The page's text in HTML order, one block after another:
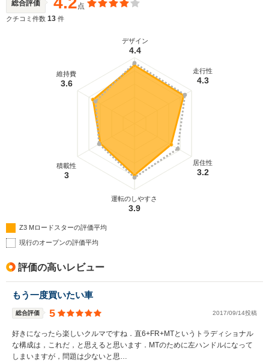
総合評価 点
クチコミ件数 13 件
デザイン
4.4
走行性
4.3
居住性
3.2
運転のしやすさ
3.9
積載性
3
維持費
3.6
Z3 Mロードスターの評価平均
現行のオープンの評価平均
評価の高いレビュー
もう一度買いたい車
総合評価 5 2017/09/14投稿
好きになったら楽しいクルマですね．直6+FR+MTというトラディショナル
な構成は，これだ，と思えると思います．MTのために左ハンドルになって
しまいますが，問題は少ないと思…